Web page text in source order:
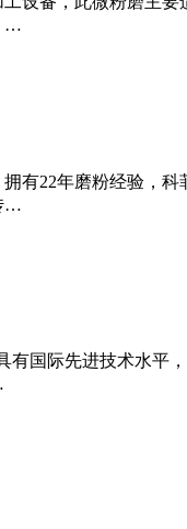
…
有22年磨粉经验，
…
有国际先进技术水平